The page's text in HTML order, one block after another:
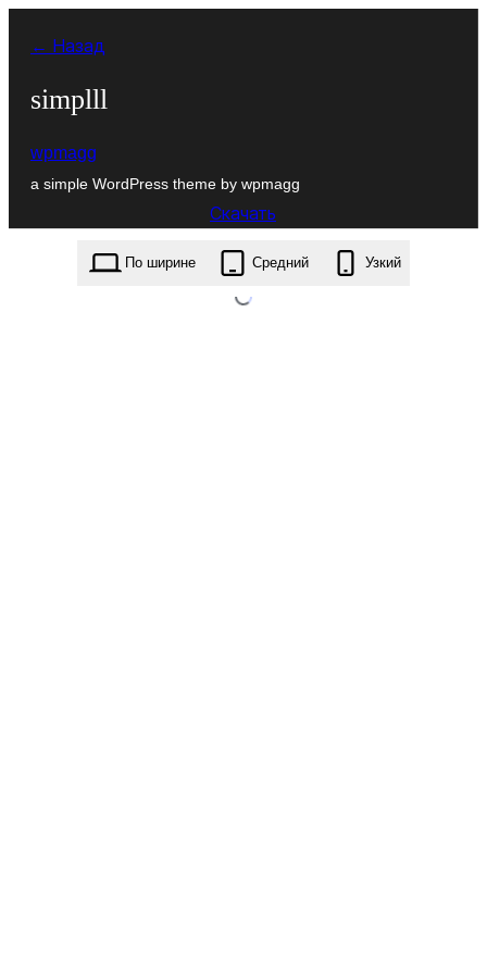
содержимому
← Назад
simplll
wpmagg
a simple WordPress theme by wpmagg
Скачать
simplll.1.0.2.zip
По ширине Средний Узкий